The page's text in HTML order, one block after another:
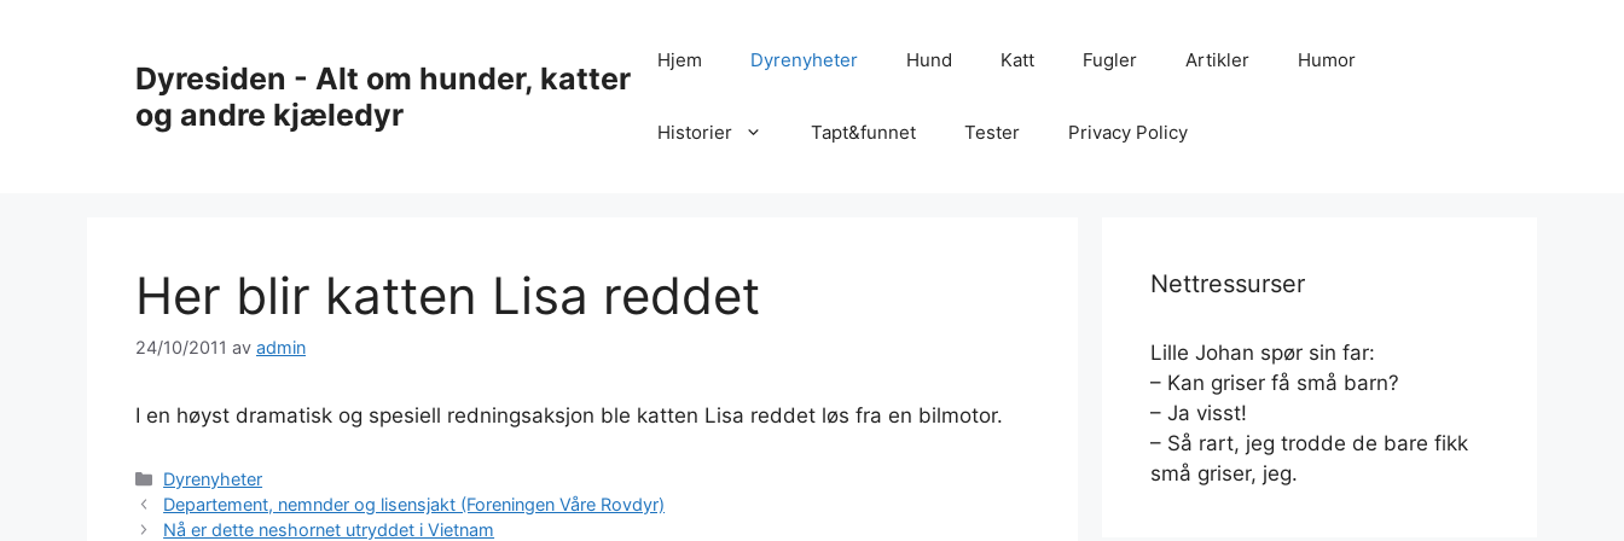
Dyresiden - Alt om hunder, katter
og andre kjæledyr
Hjem Dyrenyheter Hund Katt Fugler Artikler Humor
Historier Tapt&funnet Tester Privacy Policy
Her blir katten Lisa reddet
24/10/2011 av admin
I en høyst dramatisk og spesiell redningsaksjon ble katten Lisa reddet løs fra en bilmotor.
Kategorier
Dyrenyheter
Departement, nemnder og lisensjakt (Foreningen Våre Rovdyr)
Nå er dette neshornet utryddet i Vietnam
Nettressurser
Lille Johan spør sin far:
– Kan griser få små barn?
– Ja visst!
– Så rart, jeg trodde de bare fikk
små griser, jeg.